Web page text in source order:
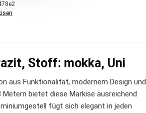
Stoff: mokka, Uni
aus Funktionalität, modernem Design und
bietet diese Markise ausreichend
fügt sich elegant in jeden